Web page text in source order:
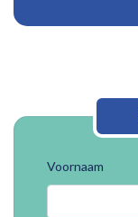
Voornaam